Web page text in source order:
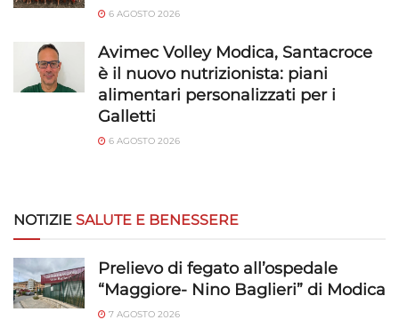
6 AGOSTO 2026
Avimec Volley Modica, Santacroce
è il nuovo nutrizionista: piani
alimentari personalizzati per i
Galletti
6 AGOSTO 2026
NOTIZIE SALUTE E BENESSERE
Prelievo di fegato all’ospedale
“Maggiore- Nino Baglieri” di Modica
7 AGOSTO 2026